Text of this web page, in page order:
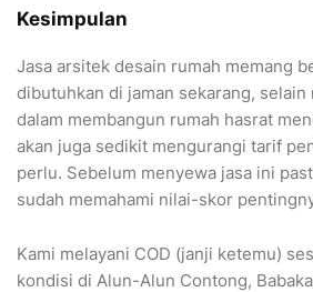
Kesimpulan
Jasa arsitek desain rumah memang
dibutuhkan di jaman sekarang, selain
dalam membangun rumah hasrat
akan juga sedikit mengurangi tarif
perlu. Sebelum menyewa jasa ini
sudah memahami nilai-skor
Kami melayani COD (janji ketemu)
kondisi di Alun-Alun Contong,